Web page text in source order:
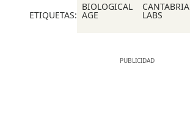
ETIQUETAS:
BIOLOGICAL
AGE
CANTABRIA
LABS